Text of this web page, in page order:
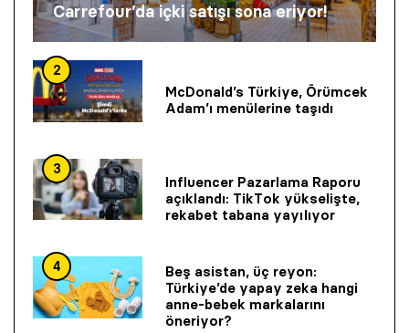
Carrefour’da içki satışı sona eriyor!
2
McDonald’s Türkiye, Örümcek
Adam’ı menülerine taşıdı
3
Influencer Pazarlama Raporu
açıklandı: TikTok yükselişte,
rekabet tabana yayılıyor
4
Beş asistan, üç reyon:
Türkiye’de yapay zeka hangi
anne-bebek markalarını
öneriyor?